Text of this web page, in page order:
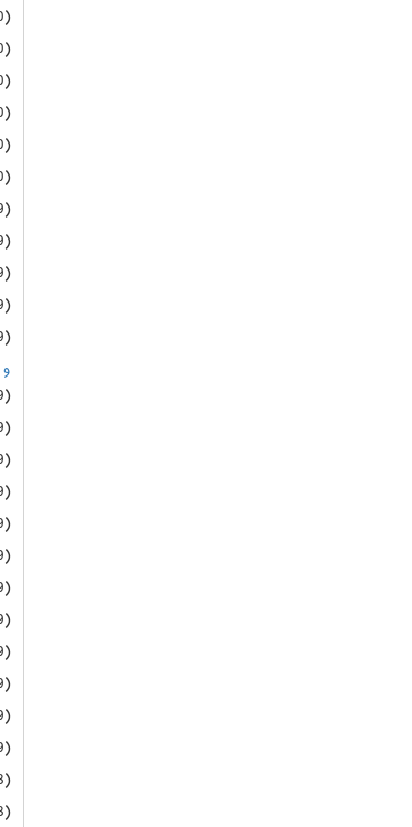
(1400/05/10) دانشگاه آزاد
(1400/05/10) دانشگاه آزاد
(1400/05/10) دانشگاه آزاد
(1400/05/10) دانشگاه آزاد
(1400/05/10) دانشگاه آزاد
(1400/05/10) دانشگاه آزاد
(1400/05/09) سازمان سنجش
(1400/05/09) سازمان سنجش
(1400/05/09) سازمان سنجش
(1400/05/09) سازمان سنجش
(1400/05/09) سازمان سنجش
و
(1400/05/09) دانشگاه آزاد
(1400/05/09) دانشگاه آزاد
(1400/05/09) دانشگاه آزاد
(1400/05/09) دانشگاه آزاد
(1400/05/09) دانشگاه آزاد
(1400/05/09) دانشگاه آزاد
(1400/05/09) دانشگاه آزاد
(1400/05/09) دانشگاه آزاد
(1400/05/09) دانشگاه آزاد
(1400/05/09) دانشگاه آزاد
(1400/05/09) دانشگاه آزاد
(1400/05/09) دانشگاه آزاد
(1400/05/08) دانشگاه آزاد
(1400/05/08) دانشگاه آزاد